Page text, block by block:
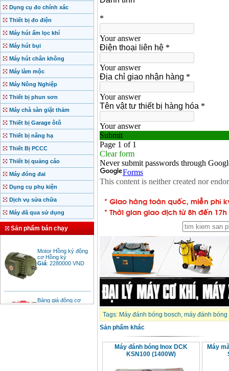
Dụng cụ đo chính xác
Thiết bị đo điện
Máy hút ẩm lọc khí
Máy hút bụi
Máy hút chân không
Máy làm mộc
Máy Nông Nghiệp
Thiết bị phun sơn
Máy chà sàn giặt thảm
Thiết bị Garage ôtô
Thiết bị nâng hạ
Thiết Bị PCCC
Thiết bị quảng cáo
Máy đóng đai
Dụng cụ phụ kiện
Dịch vụ sửa chữa
Máy đã qua sử dụng
Sản phẩm bán chạy
cơ Hồng ký
Giá:2280000
diesel đầu nổ diesel
Tags: Máy đánh bóng bosch, máy đánh bóng
Sản phẩm khác
Máy đánh bóng Inox DCK
KSN100 (1400W)
Máy